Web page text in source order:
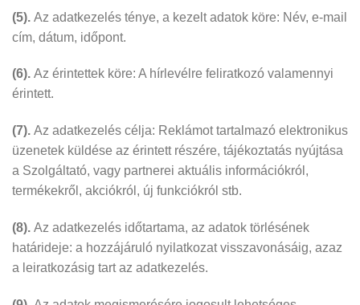
(5). Az adatkezelés ténye, a kezelt adatok köre: Név, e-mail
cím, dátum, időpont.
(6). Az érintettek köre: A hírlevélre feliratkozó valamennyi
érintett.
(7). Az adatkezelés célja: Reklámot tartalmazó elektronikus
üzenetek küldése az érintett részére, tájékoztatás nyújtása
a Szolgáltató, vagy partnerei aktuális információkról,
termékekről, akciókról, új funkciókról stb.
(8). Az adatkezelés időtartama, az adatok törlésének
határideje: a hozzájáruló nyilatkozat visszavonásáig, azaz
a leiratkozásig tart az adatkezelés.